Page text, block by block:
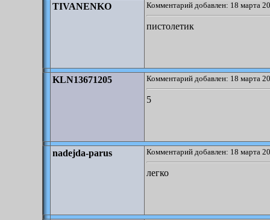
TIVANENKO Комментарий добавлен: 18 марта
пистолетик
KLN13671205 Комментарий добавлен: 18 марта
5
nadejda-parus Комментарий добавлен: 18 марта
легко